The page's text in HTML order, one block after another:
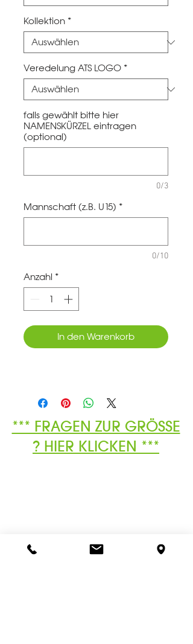
Kollektion *
Veredelung ATS LOGO *
falls gewählt bitte hier
NAMENSKÜRZEL eintragen
(optional)
0/3
Mannschaft (z.B. U15) *
0/10
Anzahl *
In den Warenkorb
*** FRAGEN ZUR GRÖSSE
? HIER KLICKEN ***